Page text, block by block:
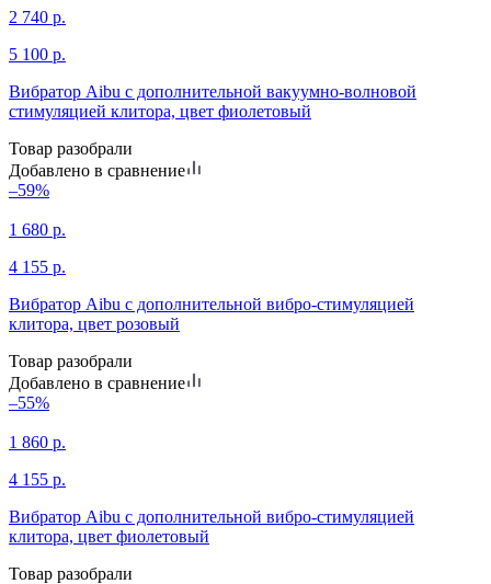
2 740 р.
5 100 р.
Вибратор Aibu с дополнительной вакуумно-волновой
стимуляцией клитора, цвет фиолетовый
Товар разобрали
Добавлено в сравнение
–59%
1 680 р.
4 155 р.
Вибратор Aibu с дополнительной вибро-стимуляцией
клитора, цвет розовый
Товар разобрали
Добавлено в сравнение
–55%
1 860 р.
4 155 р.
Вибратор Aibu с дополнительной вибро-стимуляцией
клитора, цвет фиолетовый
Товар разобрали